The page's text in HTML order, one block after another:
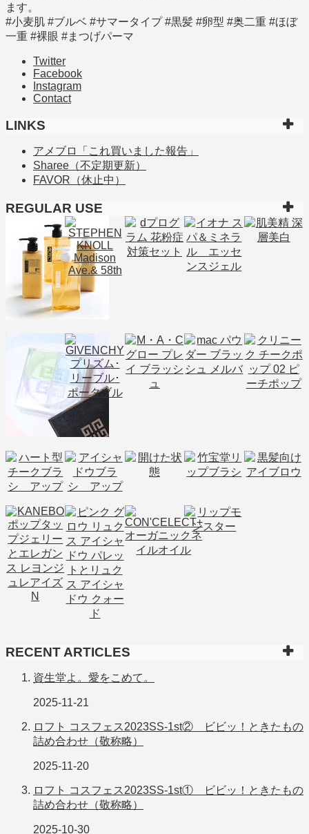
ます。
#小麦肌 #ブルベ #サマータイプ #黒髪 #卵型 #奥二重 #ほぼ
一重 #裸眼 #まつげパーマ
Twitter
Facebook
Instagram
Contact
LINKS
アメブロ「これ買いました報告」
Sharee（不定期更新）
FAVOR（休止中）
REGULAR USE
RECENT ARTICLES
資生堂よ。愛をこめて。
2025-11-21
ロフト コスフェス2023SS-1st② ビビッ！ときたもの
詰め合わせ（敬称略）
2025-11-20
ロフト コスフェス2023SS-1st① ビビッ！ときたもの
詰め合わせ（敬称略）
2025-10-30